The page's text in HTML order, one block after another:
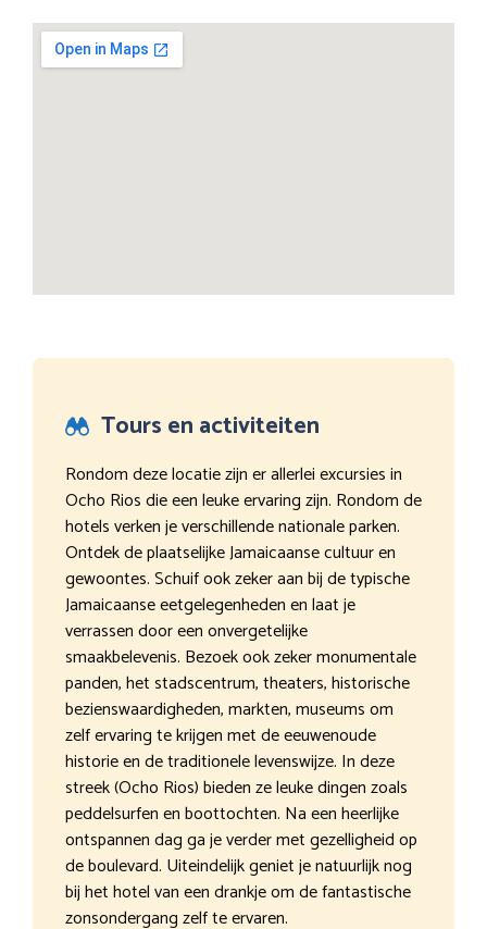
Tours en activiteiten
Rondom deze locatie zijn er allerlei excursies in
Ocho Rios die een leuke ervaring zijn. Rondom de
hotels verken je verschillende nationale parken.
Ontdek de plaatselijke Jamaicaanse cultuur en
gewoontes. Schuif ook zeker aan bij de typische
Jamaicaanse eetgelegenheden en laat je
verrassen door een onvergetelijke
smaakbelevenis. Bezoek ook zeker monumentale
panden, het stadscentrum, theaters, historische
bezienswaardigheden, markten, museums om
zelf ervaring te krijgen met de eeuwenoude
historie en de traditionele levenswijze. In deze
streek (Ocho Rios) bieden ze leuke dingen zoals
peddelsurfen en boottochten. Na een heerlijke
ontspannen dag ga je verder met gezelligheid op
de boulevard. Uiteindelijk geniet je natuurlijk nog
bij het hotel van een drankje om de fantastische
zonsondergang zelf te ervaren.